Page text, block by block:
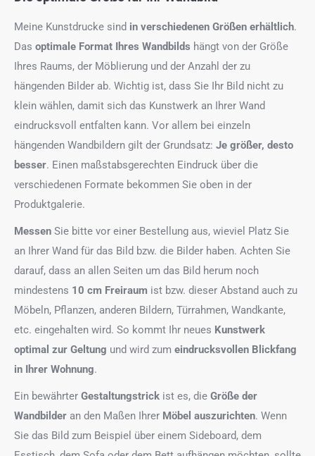
Meine Kunstdrucke sind in verschiedenen Größen erhältlich.
Das optimale Format Ihres Wandbilds hängt von der Größe
Ihres Raums, der Möblierung und der Anzahl der zu
hängenden Bilder ab. Wichtig ist, dass Sie Ihr Bild nicht zu
klein wählen, damit sich das Kunstwerk an Ihrer Wand
eindrucksvoll entfalten kann. Vor allem bei einzeln
hängenden Wandbildern gilt der Grundsatz: Je größer, desto
besser. Einen maßstabsgerechten Eindruck über die
verschiedenen Formate bekommen Sie oben in der
Produktgalerie.
Messen Sie bitte vor einer Bestellung aus, wieviel Platz Sie
an Ihrer Wand für das Bild bzw. die Bilder haben. Achten Sie
darauf, dass an allen Seiten um das Bild herum noch
mindestens 10 cm Freiraum ist bzw. dieser Abstand auch zu
Möbeln, Pflanzen, anderen Bildern, Türrahmen, Wandkante,
etc. eingehalten wird. So kommt Ihr neues Kunstwerk
optimal zur Geltung und wird zum eindrucksvollen Blickfang
in Ihrer Wohnung.
Ein bewährter Gestaltungstrick ist es, die Größe der
Wandbilder an den Maßen Ihrer Möbel auszurichten. Wenn
Sie das Bild zum Beispiel über einem Sideboard, dem